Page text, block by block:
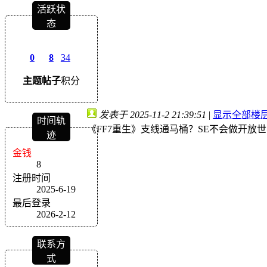
活跃状
态
0
主题
8
帖子
34
积分
时间轨
迹
金钱
8
注册时间
2025-6-19
最后登录
2026-2-12
联系方
式
发表于 2025-11-2 21:39:51 | 显示全部楼
《FF7重生》支线通马桶？SE不会做开放世